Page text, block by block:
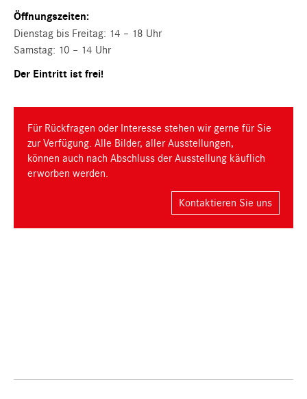
Öffnungszeiten:
Dienstag bis Freitag: 14 – 18 Uhr
Samstag: 10 – 14 Uhr
Der Eintritt ist frei!
Für Rückfragen oder Interesse stehen wir gerne für Sie
zur Verfügung. Alle Bilder, aller Ausstellungen,
können auch nach Abschluss der Ausstellung käuflich
erworben werden.
Kontaktieren Sie uns